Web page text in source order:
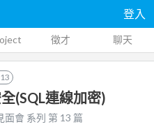
登入
徵才 聊天
13
(SQL連線加密)
面會 系列 第 13 篇